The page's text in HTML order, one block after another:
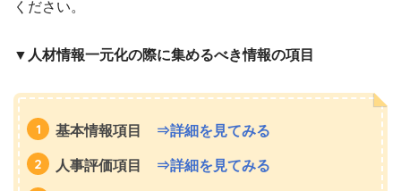
ください。
▼人材情報一元化の際に集めるべき情報の項目
基本情報項目 ⇒詳細を見てみる
人事評価項目 ⇒詳細を見てみる